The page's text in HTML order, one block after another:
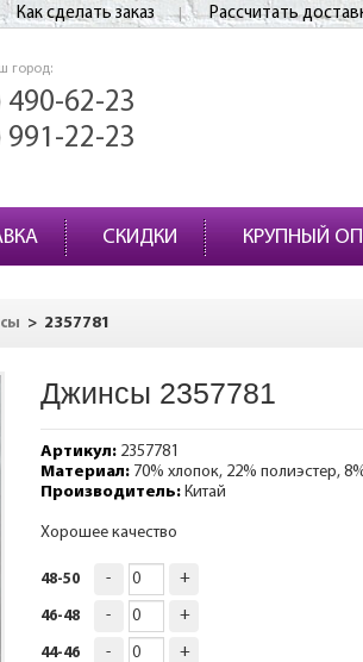
Как сделать заказ Рассчитать
город:
490-62-23
991-22-23
СКИДКИ КРУПНЫЙ
> 2357781
Джинсы 2357781
Артикул:2357781
Материал:70% хлопок, 22% полиэстер,
Производитель:Китай
Хорошее качество
48-50 - +
46-48 - +
44-46 - +